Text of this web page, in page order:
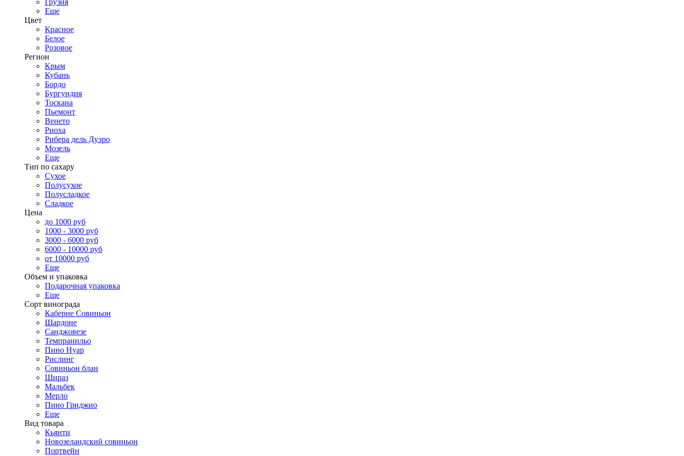
Грузия
Еще
Цвет
Красное
Белое
Розовое
Регион
Крым
Кубань
Бордо
Бургундия
Тоскана
Пьемонт
Венето
Риоха
Рибера дель Дуэро
Мозель
Еще
Тип по сахару
Сухое
Полусухое
Полусладкое
Сладкое
Цена
до 1000 руб
1000 - 3000 руб
3000 - 6000 руб
6000 - 10000 руб
от 10000 руб
Еще
Объем и упаковка
Подарочная упаковка
Еще
Сорт винограда
Каберне Совиньон
Шардоне
Санджовезе
Темпранильо
Пино Нуар
Рислинг
Совиньон блан
Шираз
Мальбек
Мерло
Пино Гриджио
Еще
Вид товара
Кьянти
Новозеландский совиньон
Портвейн